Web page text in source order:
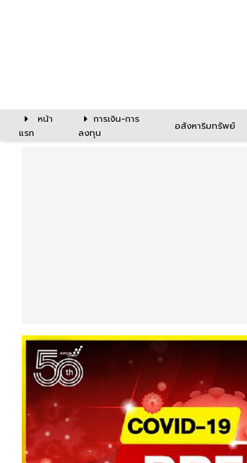
หน้า
แรก
การเงิน-การ
ลงทุน
อสังหาริมทรัพย์